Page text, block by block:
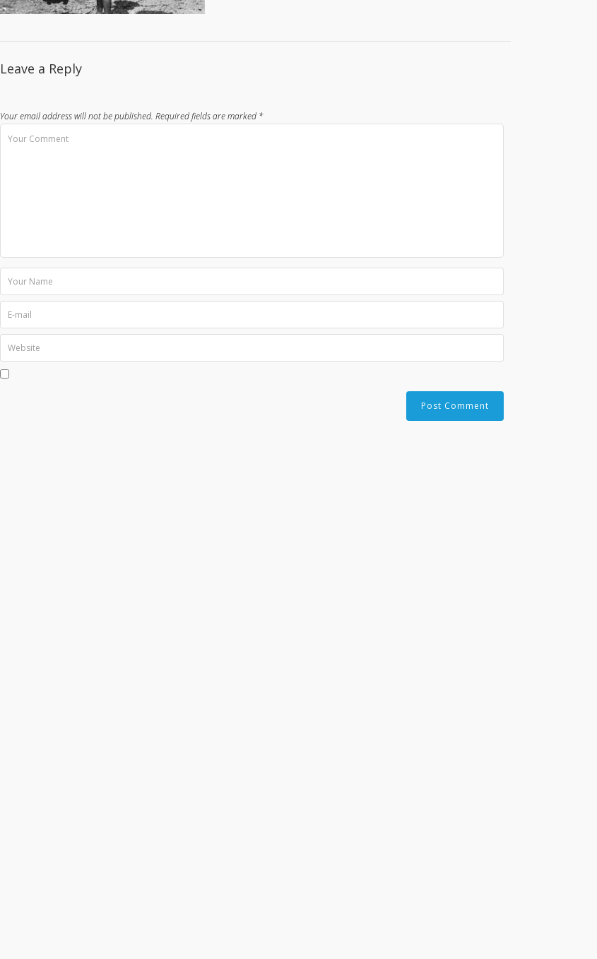
Leave a Reply
Your email address will not be published. Required fields are marked *